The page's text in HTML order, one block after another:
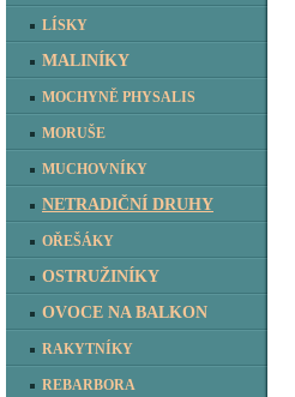
LÍSKY
MALINÍKY
MOCHYNĚ PHYSALIS
MORUŠE
MUCHOVNÍKY
NETRADIČNÍ DRUHY
OŘEŠÁKY
OSTRUŽINÍKY
OVOCE NA BALKON
RAKYTNÍKY
REBARBORA